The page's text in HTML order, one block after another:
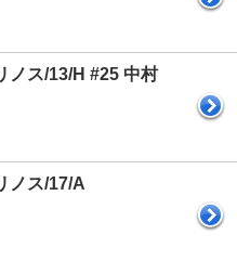
ノス/13/H #25 中村
ノス/17/A